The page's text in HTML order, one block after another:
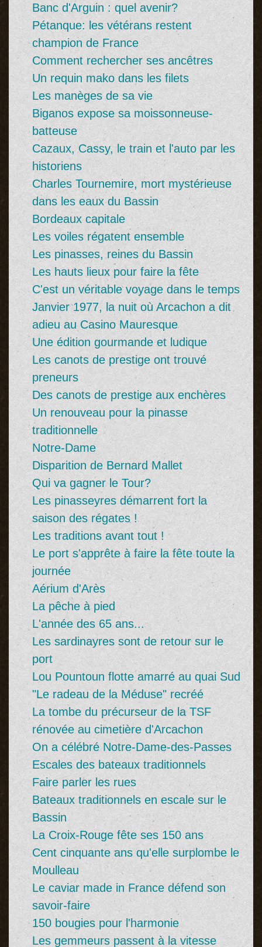
Banc d'Arguin : quel avenir?
Pétanque: les vétérans restent
champion de France
Comment rechercher ses ancêtres
Un requin mako dans les filets
Les manèges de sa vie
Biganos expose sa moissonneuse-
batteuse
Cazaux, Cassy, le train et l'auto par les
historiens
Charles Tournemire, mort mystérieuse
dans les eaux du Bassin
Bordeaux capitale
Les voiles régatent ensemble
Les pinasses, reines du Bassin
Les hauts lieux pour faire la fête
C'est un véritable voyage dans le temps
Janvier 1977, la nuit où Arcachon a dit
adieu au Casino Mauresque
Une édition gourmande et ludique
Les canots de prestige ont trouvé
preneurs
Des canots de prestige aux enchères
Un renouveau pour la pinasse
traditionnelle
Notre-Dame
Disparition de Bernard Mallet
Qui va gagner le Tour?
Les pinasseyres démarrent fort la
saison des régates !
Les traditions avant tout !
Le port s'apprête à faire la fête toute la
journée
Aérium d'Arès
La pêche à pied
L'année des 65 ans...
Les sardinayres sont de retour sur le
port
Lou Pountoun flotte amarré au quai Sud
"Le radeau de la Méduse" recréé
La tombe du précurseur de la TSF
rénovée au cimetière d'Arcachon
On a célébré Notre-Dame-des-Passes
Escales des bateaux traditionnels
Faire parler les rues
Bateaux traditionnels en escale sur le
Bassin
La Croix-Rouge fête ses 150 ans
Cent cinquante ans qu'elle surplombe le
Moulleau
Le caviar made in France défend son
savoir-faire
150 bougies pour l'harmonie
Les gemmeurs passent à la vitesse